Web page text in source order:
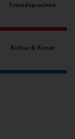
Fremdsprachen
Kultur & Kunst